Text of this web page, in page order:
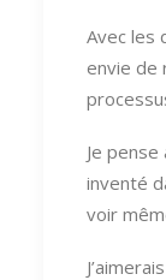
Avec les
envie de
Je
inventé
voir